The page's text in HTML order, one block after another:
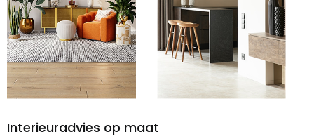
Interieuradvies op maat